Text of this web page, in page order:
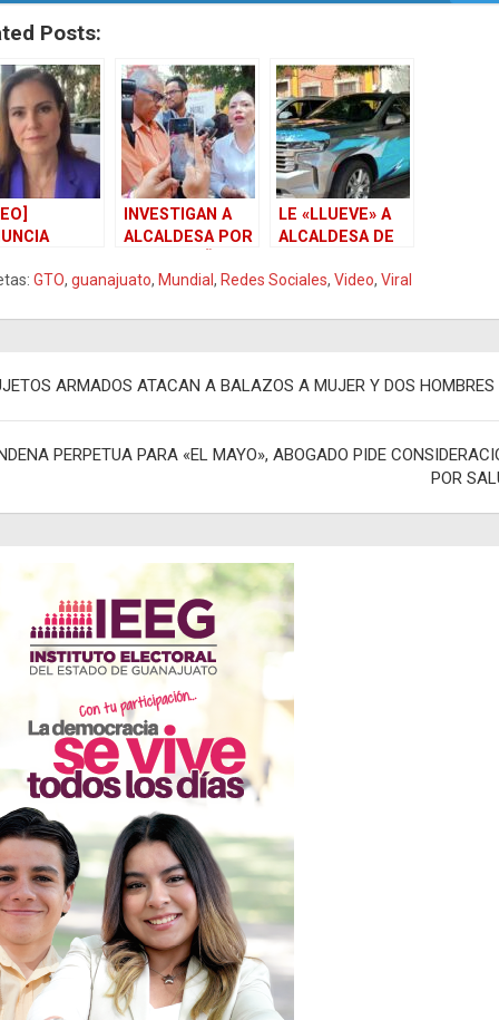
Posts:
AL PAN Y
INVESTIGAN A
ALCALDESA POR
EN VIDEO E
SOLTAR
LE «LLUEVE» A
ALCALDESA DE
POR
CON FRASE
GTO, guanajuato, Mundial, Redes Sociales, Video, Viral
ARMADOS ATACAN A BALAZOS A MUJER Y DOS HOMBRES
PERPETUA PARA «EL MAYO», ABOGADO PIDE
POR